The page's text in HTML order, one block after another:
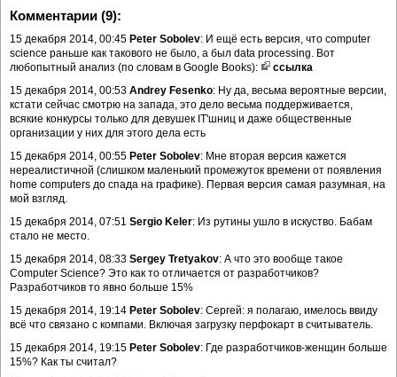
Комментарии (9):
15 декабря 2014, 00:45 Peter Sobolev: И ещё есть версия, что computer
science раньше как такового не было, а был data processing. Вот
любопытный анализ (по словам в Google Books):
ссылка
15 декабря 2014, 00:53 Andrey Fesenko: Ну да, весьма вероятные версии,
кстати сейчас смотрю на запада, это дело весьма поддерживается,
всякие конкурсы только для девушек IT'шниц и даже общественные
организации у них для этого дела есть
15 декабря 2014, 00:55 Peter Sobolev: Мне вторая версия кажется
нереалистичной (слишком маленький промежуток времени от появления
home computers до спада на графике). Первая версия самая разумная, на
мой взгляд.
15 декабря 2014, 07:51 Sergio Keler: Из рутины ушло в искуство. Бабам
стало не место.
15 декабря 2014, 08:33 Sergey Tretyakov: А что это вообще такое
Computer Science? Это как то отличается от разработчиков?
Разработчиков то явно больше 15%
15 декабря 2014, 19:14 Peter Sobolev: Сергей: я полагаю, имелось ввиду
всё что связано с компами. Включая загрузку перфокарт в считыватель.
15 декабря 2014, 19:15 Peter Sobolev: Где разработчиков-женщин больше
15%? Как ты считал?